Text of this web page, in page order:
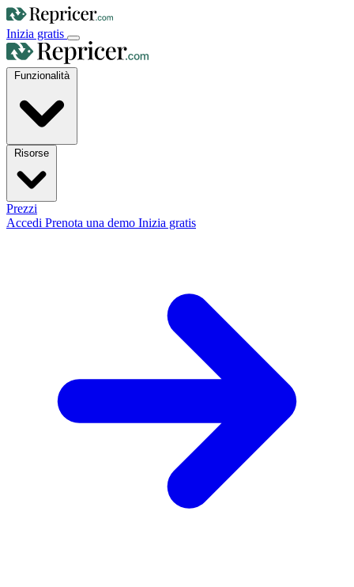
Inizia gratis
Funzionalità
Prezzi
Accedi Prenota una demo Inizia gratis